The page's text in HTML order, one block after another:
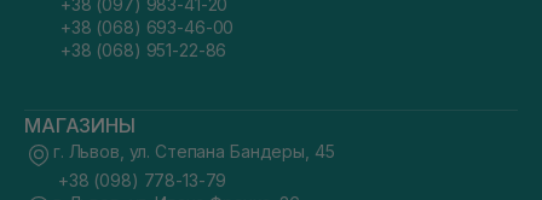
+38 (097) 983-41-20
+38 (068) 693-46-00
+38 (068) 951-22-86
МАГАЗИНЫ
г. Львов, ул. Степана Бандеры, 45
+38 (098) 778-13-79